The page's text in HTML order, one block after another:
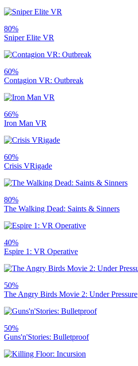
80%
Sniper Elite VR
60%
Contagion VR: Outbreak
66%
Iron Man VR
60%
Crisis VRigade
80%
The Walking Dead: Saints & Sinners
40%
Espire 1: VR Operative
50%
The Angry Birds Movie 2: Under Pressure
50%
Guns'n'Stories: Bulletproof